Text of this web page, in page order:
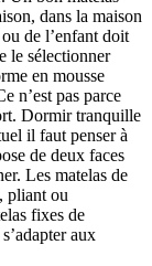
dans la maison
de l’enfant doit
le sélectionner
en mousse
n’est pas parce
Dormir tranquille
il faut penser à
de deux faces
Les matelas de
pliant ou
fixes de
aux